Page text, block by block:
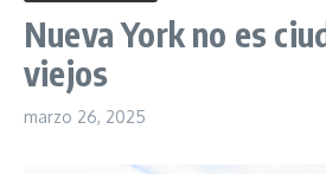
Nueva York no es
viejos
marzo 26, 2025